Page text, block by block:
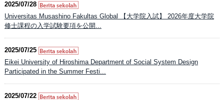
2025/07/28
Universitas Musashino Fakultas Global 【大学院入試】 2026年度大学院
修士課程の入学試験要項を公開...
2025/07/25
Eikei University of Hiroshima Department of Social System Design
Participated in the Summer Festi...
2025/07/22